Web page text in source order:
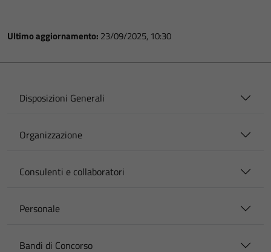
Ultimo aggiornamento: 23/09/2025, 10:30
Disposizioni Generali
Organizzazione
Consulenti e collaboratori
Personale
Bandi di Concorso